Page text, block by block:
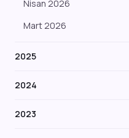
Nisan 2026
Mart 2026
2025
2024
2023